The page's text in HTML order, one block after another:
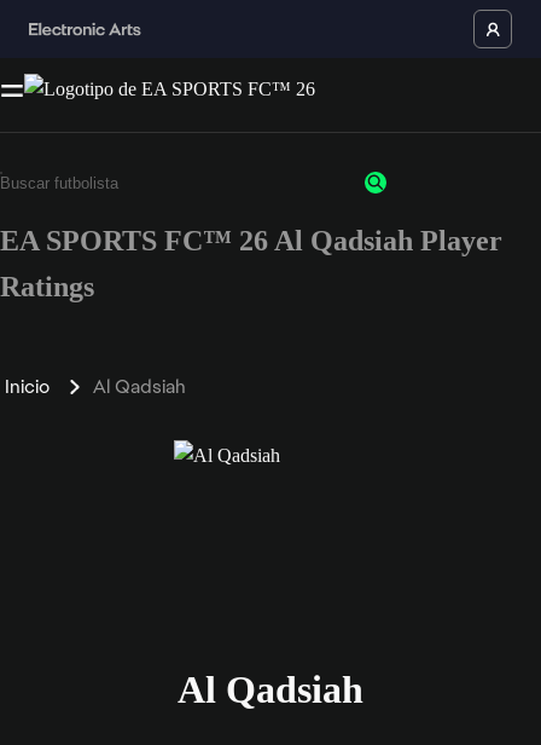
EA SPORTS FC™ 26 Al Qadsiah Player
Ratings
Inicio Al Qadsiah
Al Qadsiah